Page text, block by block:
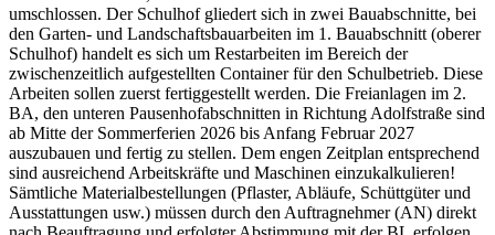
umschlossen. Der Schulhof gliedert sich in zwei Bauabschnitte, bei
den Garten- und Landschaftsbauarbeiten im 1. Bauabschnitt (oberer
Schulhof) handelt es sich um Restarbeiten im Bereich der
zwischenzeitlich aufgestellten Container für den Schulbetrieb. Diese
Arbeiten sollen zuerst fertiggestellt werden. Die Freianlagen im 2.
BA, den unteren Pausenhofabschnitten in Richtung Adolfstraße sind
ab Mitte der Sommerferien 2026 bis Anfang Februar 2027
auszubauen und fertig zu stellen. Dem engen Zeitplan entsprechend
sind ausreichend Arbeitskräfte und Maschinen einzukalkulieren!
Sämtliche Materialbestellungen (Pflaster, Abläufe, Schüttgüter und
Ausstattungen usw.) müssen durch den Auftragnehmer (AN) direkt